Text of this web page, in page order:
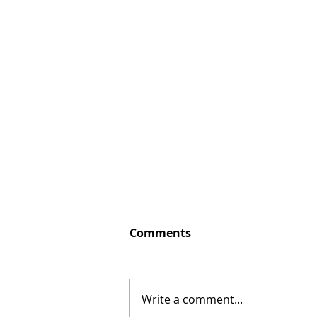
Ароматические овощи /
пряные овощи — овощи,
содержащие большое
Comments
Write a comment...